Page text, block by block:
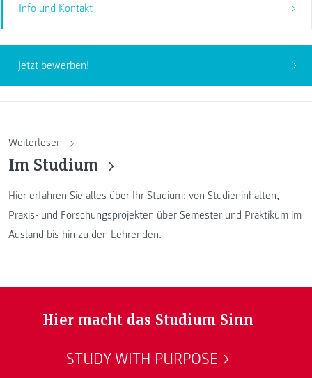
Info und Kontakt
Jetzt bewerben!
Weiterlesen
Im Studium
Hier erfahren Sie alles über Ihr Studium: von Studieninhalten,
Praxis- und Forschungsprojekten über Semester und Praktikum im
Ausland bis hin zu den Lehrenden.
Hier macht das Studium Sinn
STUDY WITH PURPOSE